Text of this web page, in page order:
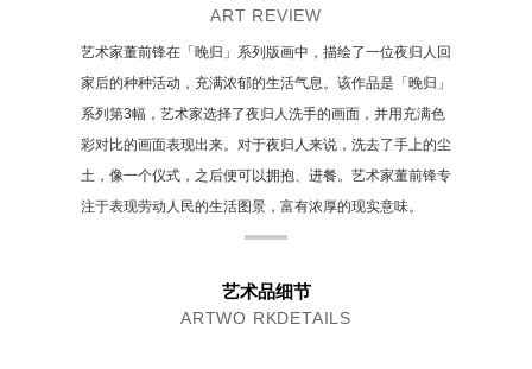
ART REVIEW
艺术家董前锋在「晚归」系列版画中，描绘了一位夜归人回
家后的种种活动，充满浓郁的生活气息。该作品是「晚归」
系列第3幅，艺术家选择了夜归人洗手的画面，并用充满色
彩对比的画面表现出来。对于夜归人来说，洗去了手上的尘
土，像一个仪式，之后便可以拥抱、进餐。艺术家董前锋专
注于表现劳动人民的生活图景，富有浓厚的现实意味。
艺术品细节
ARTWO RKDETAILS